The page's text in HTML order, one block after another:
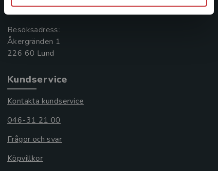
221 00 Lund
Besöksadress:
Åkergränden 1
Kundservice
Kontakta kundservice
046-31 21 00
Frågor och svar
Köpvillkor